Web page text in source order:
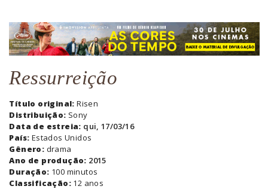
Ressurreição
Título original:Risen
Distribuição: Sony
Data de estreia: qui, 17/03/16
País: Estados Unidos
Gênero: drama
Ano de produção: 2015
Duração: 100 minutos
Classificação: 12 anos